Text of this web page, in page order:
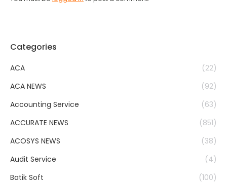
Categories
ACA
(22)
ACA NEWS
(92)
Accounting Service
(63)
ACCURATE NEWS
(851)
ACOSYS NEWS
(38)
Audit Service
(4)
Batik Soft
(100)